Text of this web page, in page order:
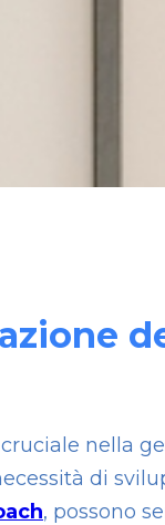
nella
di
, possono